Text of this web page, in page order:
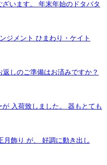
います。 年末年始のドタバタ
ジメント ひまわり・ケイト
しのご準備はお済みですか？
入荷致しました。 器もとても
月飾り が、 好調に動き出し